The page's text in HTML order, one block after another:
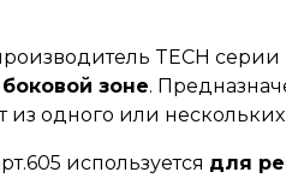
TECH
зоне.
из одного или
используется для